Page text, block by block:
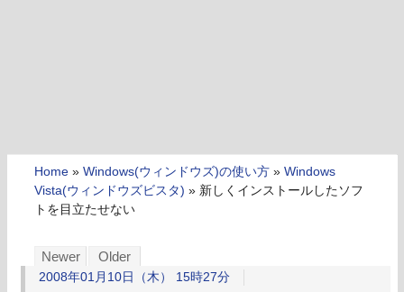
Home » Windows(ウィンドウズ)の使い方 » Windows
Vista(ウィンドウズビスタ) » 新しくインストールしたソフ
トを目立たせない
Newer Older
2008年01月10日（木） 15時27分